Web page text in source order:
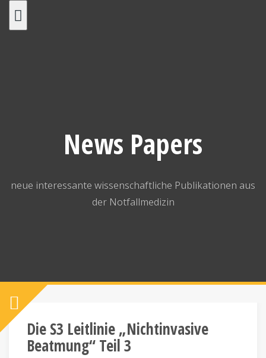
News Papers
neue interessante wissenschaftliche Publikationen aus
der Notfallmedizin
Die S3 Leitlinie „Nichtinvasive
Beatmung“ Teil 3